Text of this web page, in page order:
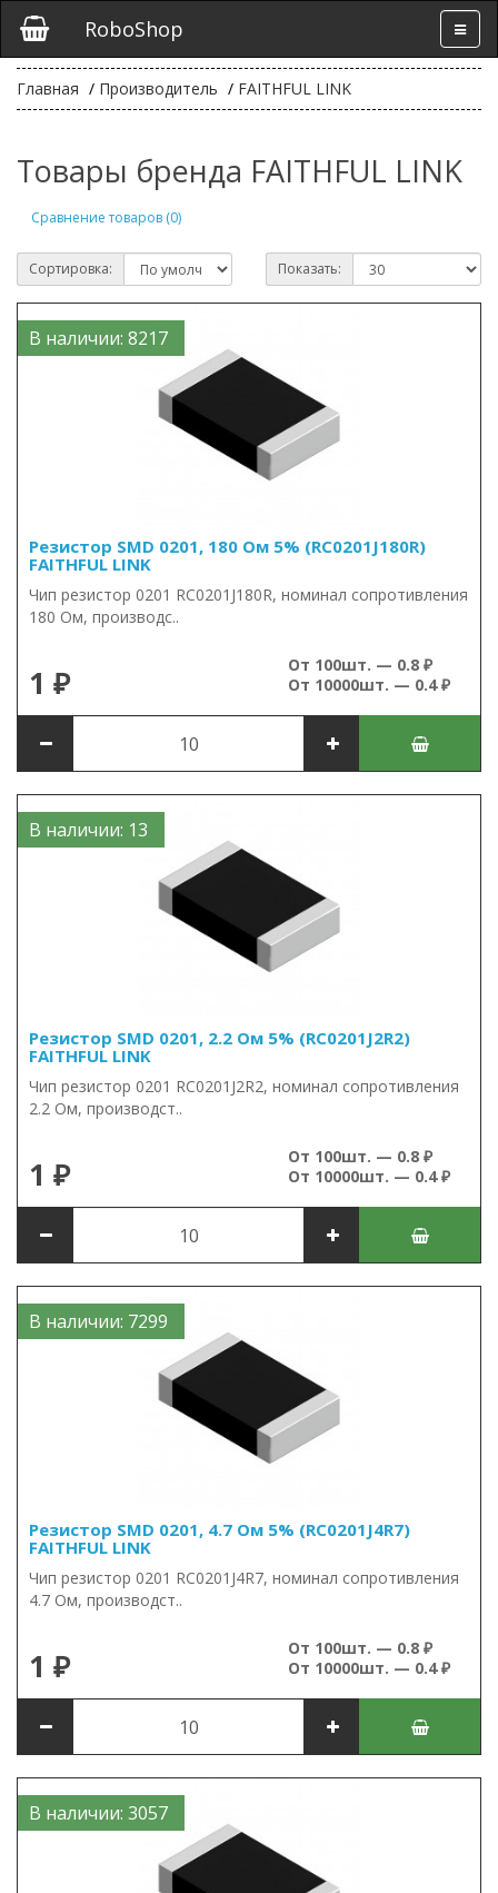
RoboShop
Главная Производитель FAITHFUL LINK
Товары бренда FAITHFUL LINK
Сравнение товаров (0)
Сортировка: Показать:
В наличии: 8217
Резистор SMD 0201, 180 Ом 5% (RC0201J180R)
FAITHFUL LINK
Чип резистор 0201 RC0201J180R, номинал сопротивления
180 Ом, производс..
1 ₽
От 100шт. — 0.8 ₽
От 10000шт. — 0.4 ₽
В наличии: 13
Резистор SMD 0201, 2.2 Ом 5% (RC0201J2R2)
FAITHFUL LINK
Чип резистор 0201 RC0201J2R2, номинал сопротивления
2.2 Ом, производст..
1 ₽
От 100шт. — 0.8 ₽
От 10000шт. — 0.4 ₽
В наличии: 7299
Резистор SMD 0201, 4.7 Ом 5% (RC0201J4R7)
FAITHFUL LINK
Чип резистор 0201 RC0201J4R7, номинал сопротивления
4.7 Ом, производст..
1 ₽
От 100шт. — 0.8 ₽
От 10000шт. — 0.4 ₽
В наличии: 3057